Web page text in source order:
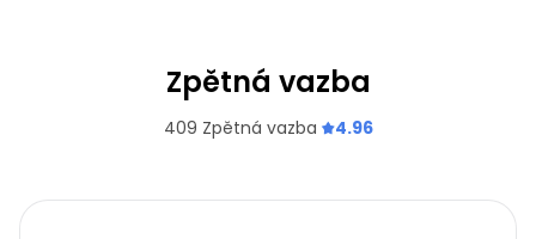
Zpětná vazba
409 Zpětná vazba 4.96